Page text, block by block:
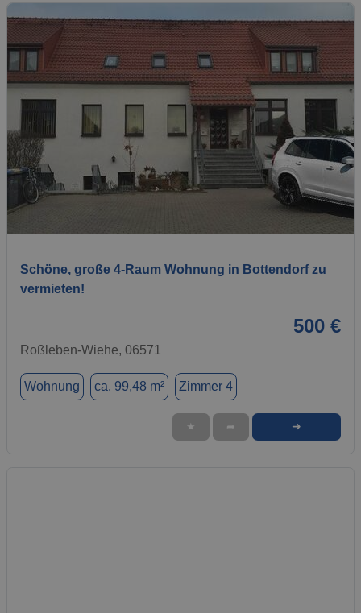
1 / 10
Schöne, große 4-Raum Wohnung in Bottendorf zu
vermieten!
500 €
Roßleben-Wiehe, 06571
Wohnung ca. 99,48 m² Zimmer 4
★ ➦ ➜